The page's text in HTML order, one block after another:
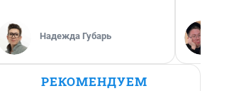
Надежда Губарь
РЕКОМЕНДУЕМ